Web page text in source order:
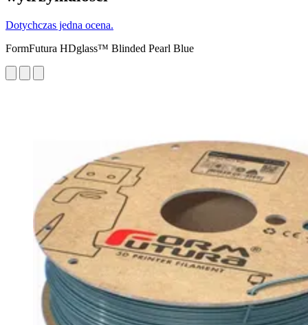
Dotychczas jedna ocena.
FormFutura HDglass™ Blinded Pearl Blue